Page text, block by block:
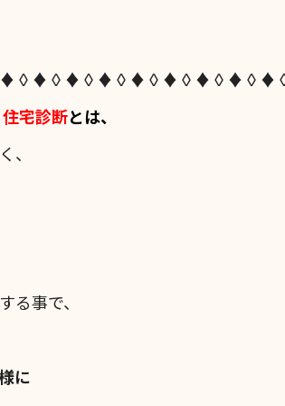
住宅診断とは、
、
る事で、
に